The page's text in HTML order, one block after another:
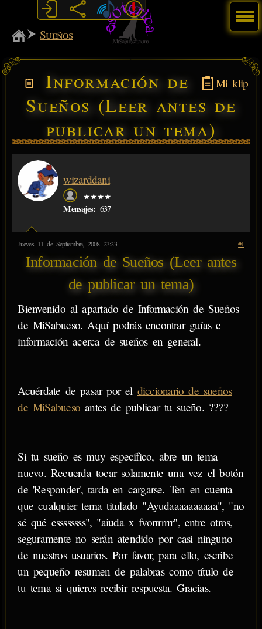
MiSabueso
Sueños
Mi klip
Información de
Sueños (Leer antes de
publicar un tema)
wizarddani
★★★★
Mensajes: 637
Jueves 11 de Septiembre, 2008 23:23 #1
Información de Sueños (Leer antes
de publicar un tema)
Bienvenido al apartado de Información de Sueños
de MiSabueso. Aquí podrás encontrar guías e
información acerca de sueños en general.
Acuérdate de pasar por el diccionario de sueños
de MiSabueso antes de publicar tu sueño. ????
Si tu sueño es muy específico, abre un tema
nuevo. Recuerda tocar solamente una vez el botón
de 'Responder', tarda en cargarse. Ten en cuenta
que cualquier tema titulado "Ayudaaaaaaaaaa", "no
sé qué essssssss", "aiuda x fvorrrrrrr", entre otros,
seguramente no serán atendido por casi ninguno
de nuestros usuarios. Por favor, para ello, escribe
un pequeño resumen de palabras como título de
tu tema si quieres recibir respuesta. Gracias.
Menú